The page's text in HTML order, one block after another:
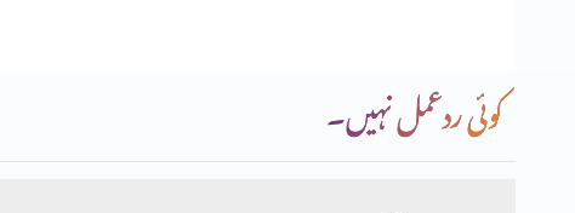
کوئی ردعمل نہیں۔